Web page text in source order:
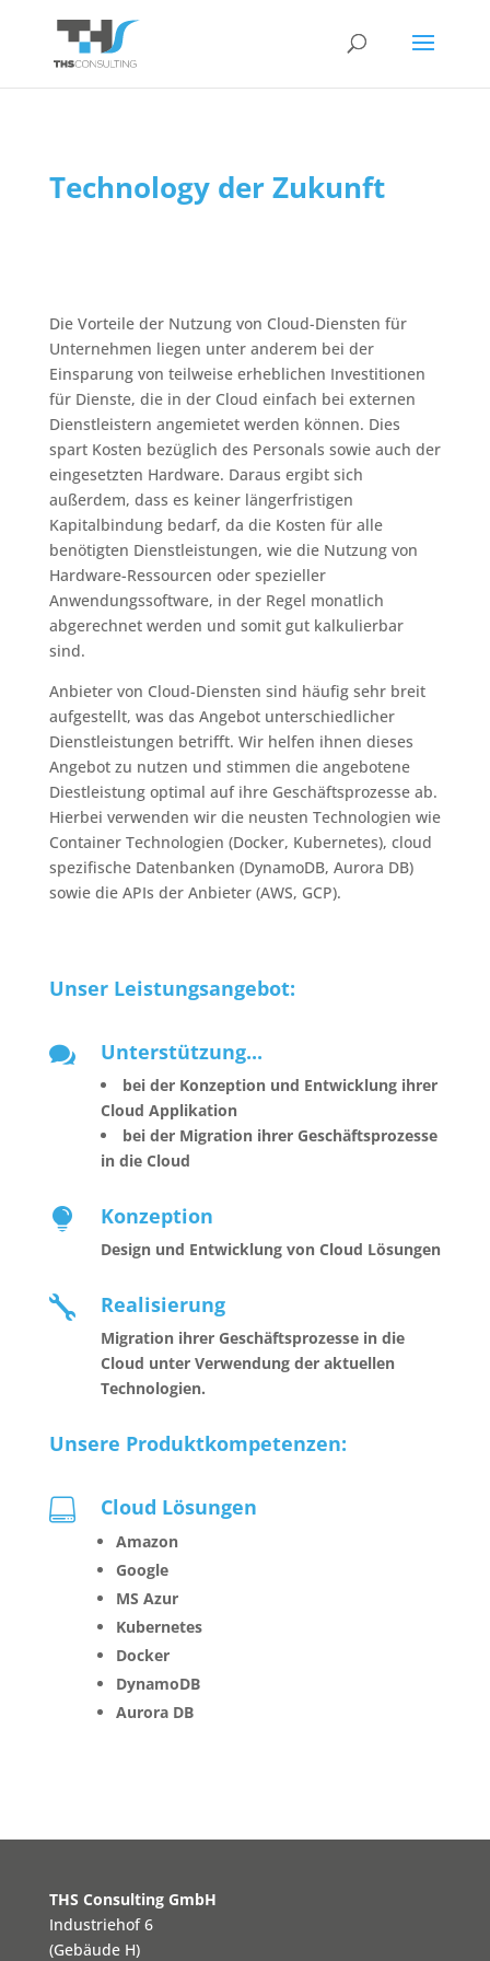
Technology der Zukunft
Die Vorteile der Nutzung von Cloud-Diensten für
Unternehmen liegen unter anderem bei der
Einsparung von teilweise erheblichen Investitionen
für Dienste, die in der Cloud einfach bei externen
Dienstleistern angemietet werden können. Dies
spart Kosten bezüglich des Personals sowie auch der
eingesetzten Hardware. Daraus ergibt sich
außerdem, dass es keiner längerfristigen
Kapitalbindung bedarf, da die Kosten für alle
benötigten Dienstleistungen, wie die Nutzung von
Hardware-Ressourcen oder spezieller
Anwendungssoftware, in der Regel monatlich
abgerechnet werden und somit gut kalkulierbar
sind.
Anbieter von Cloud-Diensten sind häufig sehr breit
aufgestellt, was das Angebot unterschiedlicher
Dienstleistungen betrifft. Wir helfen ihnen dieses
Angebot zu nutzen und stimmen die angebotene
Diestleistung optimal auf ihre Geschäftsprozesse ab.
Hierbei verwenden wir die neusten Technologien wie
Container Technologien (Docker, Kubernetes), cloud
spezifische Datenbanken (DynamoDB, Aurora DB)
sowie die APIs der Anbieter (AWS, GCP).
Unser Leistungsangebot:
 Unterstützung...
bei der Konzeption und Entwicklung ihrer
Cloud Applikation
bei der Migration ihrer Geschäftsprozesse
in die Cloud
 Konzeption
Design und Entwicklung von Cloud Lösungen
 Realisierung
Migration ihrer Geschäftsprozesse in die
Cloud unter Verwendung der aktuellen
Technologien.
Unsere Produktkompetenzen:
 Cloud Lösungen
Amazon
Google
MS Azur
Kubernetes
Docker
DynamoDB
Aurora DB
THS Consulting GmbH
Industriehof 6
(Gebäude H)